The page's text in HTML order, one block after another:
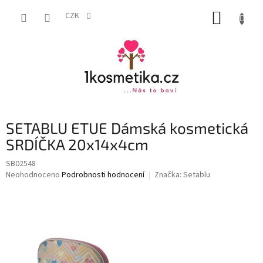
CZK
SETABLU ETUE Dámská kosmetická
SRDÍČKA 20x14x4cm
SB02548
Průměrné
hvězdiček.
Neohodnoceno Podrobnosti hodnocení Značka: Setablu